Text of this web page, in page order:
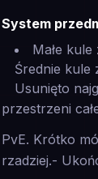
System
Małe
Średnie kule
Usunięto
przestrzeni
PvE. Krótko
rzadziej.-